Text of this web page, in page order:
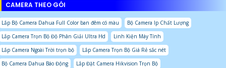
CAMERA THEO GÓI
Lắp Bộ Camera Dahua Full Color ban đêm có màu
Bộ Camera Ip Chất Lượng
Lắp Camera Trọn Bộ Độ Phân Giải Ultra Hd
Linh Kiện Máy Tính
Lắp Camera Ngoài Trời trọn bộ
Lắp Camera Trọn Bộ Giá Rẻ sắc nét
Bộ Camera Dahua Báo Động
Lắp Đặt Camera Hikvision Trọn Bộ